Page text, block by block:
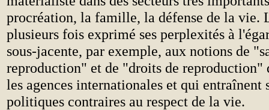
procréation, la famille, la défense de la vie.
plusieurs fois exprimé ses perplexités à
sous-jacente, par exemple, aux notions de
reproduction" et de "droits de reproduction"
les agences internationales et qui entraînent
politiques contraires au respect de la vie.